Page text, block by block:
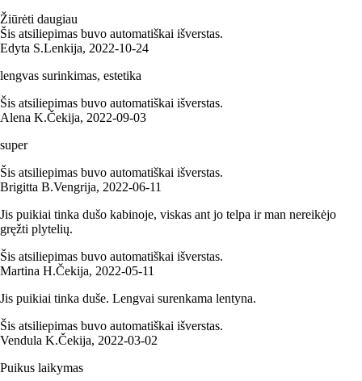
Žiūrėti daugiau
Šis atsiliepimas buvo automatiškai išverstas.
Edyta S.Lenkija, 2022‑10‑24
lengvas surinkimas, estetika
Šis atsiliepimas buvo automatiškai išverstas.
Alena K.Čekija, 2022‑09‑03
super
Šis atsiliepimas buvo automatiškai išverstas.
Brigitta B.Vengrija, 2022‑06‑11
Jis puikiai tinka dušo kabinoje, viskas ant jo telpa ir man nereikėjo
gręžti plytelių.
Šis atsiliepimas buvo automatiškai išverstas.
Martina H.Čekija, 2022‑05‑11
Jis puikiai tinka duše. Lengvai surenkama lentyna.
Šis atsiliepimas buvo automatiškai išverstas.
Vendula K.Čekija, 2022‑03‑02
Puikus laikymas